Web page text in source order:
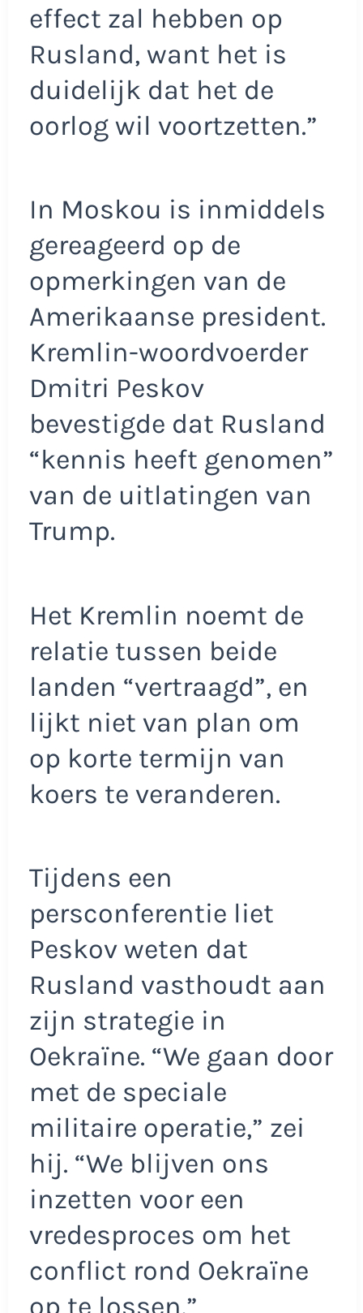
effect zal hebben op
Rusland, want het is
duidelijk dat het de
oorlog wil voortzetten.”
In Moskou is inmiddels
gereageerd op de
opmerkingen van de
Amerikaanse president.
Kremlin-woordvoerder
Dmitri Peskov
bevestigde dat Rusland
“kennis heeft genomen”
van de uitlatingen van
Trump.
Het Kremlin noemt de
relatie tussen beide
landen “vertraagd”, en
lijkt niet van plan om
op korte termijn van
koers te veranderen.
Tijdens een
persconferentie liet
Peskov weten dat
Rusland vasthoudt aan
zijn strategie in
Oekraïne. “We gaan door
met de speciale
militaire operatie,” zei
hij. “We blijven ons
inzetten voor een
vredesproces om het
conflict rond Oekraïne